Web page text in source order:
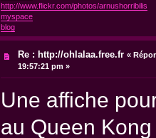
http://www.flickr.com/photos/arnushorribilis
myspace
blog
Re : http://ohlalaa.free.fr «
19:57:21 pm »
Une affiche
au Queen